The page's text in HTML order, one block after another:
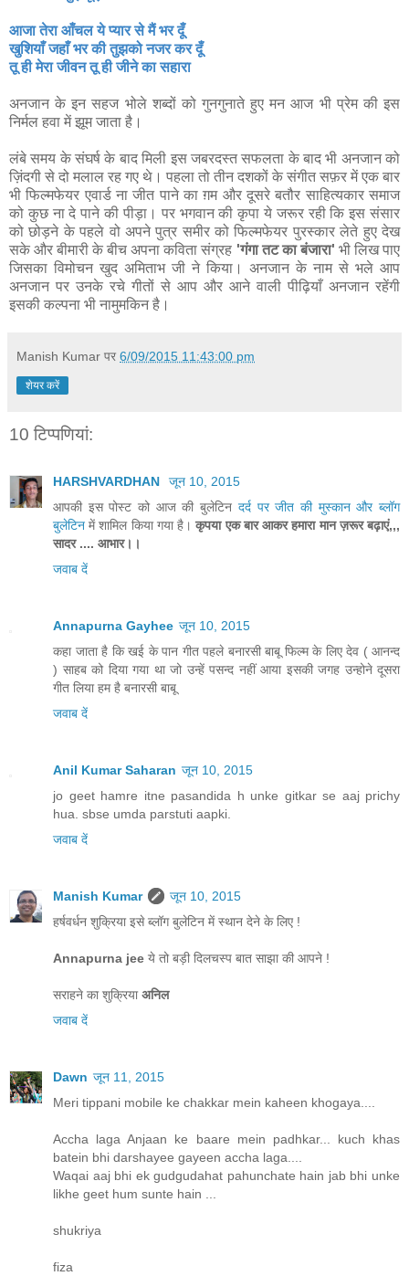
आजा तेरा आँचल ये प्यार से मैं भर दूँ
खुशियाँ जहाँ भर की तुझको नजर कर दूँ
तू ही मेरा जीवन तू ही जीने का सहारा
अनजान के इन सहज भोले शब्दों को गुनगुनाते हुए मन आज भी प्रेम की इस
निर्मल हवा में झूम जाता है।
लंबे समय के संघर्ष के बाद मिली इस जबरदस्त सफलता के बाद भी अनजान को
ज़िंदगी से दो मलाल रह गए थे। पहला तो तीन दशकों के संगीत सफ़र में एक बार
भी फिल्मफेयर एवार्ड ना जीत पाने का ग़म और दूसरे बतौर साहित्यकार समाज
को कुछ ना दे पाने की पीड़ा। पर भगवान की कृपा ये जरूर रही कि इस संसार
को छोड़ने के पहले वो अपने पुत्र समीर को फिल्मफेयर पुरस्कार लेते हुए देख
सके और बीमारी के बीच अपना कविता संग्रह 'गंगा तट का बंजारा' भी लिख पाए
जिसका विमोचन खुद अमिताभ जी ने किया। अनजान के नाम से भले आप
अनजान पर उनके रचे गीतों से आप और आने वाली पीढ़ियाँ अनजान रहेंगी
इसकी कल्पना भी नामुमकिन है।
Manish Kumar पर 6/09/2015 11:43:00 pm
शेयर करें
10 टिप्‍पणियां:
HARSHVARDHAN
जून 10, 2015
आपकी इस पोस्ट को आज की बुलेटिन दर्द पर जीत की मुस्कान और ब्लॉग
बुलेटिनमें शामिल किया गया है।कृपया एक बार आकर हमारा मान ज़रूर बढ़ाएं,,,
सादर .... आभार।।
जवाब दें
Annapurna Gayhee जून 10, 2015
कहा जाता है कि खई के पान गीत पहले बनारसी बाबू फिल्म के लिए देव ( आनन्द
) साहब को दिया गया था जो उन्हें पसन्द नहीं आया इसकी जगह उन्होने दूसरा
गीत लिया हम है बनारसी बाबू
जवाब दें
Anil Kumar Saharan जून 10, 2015
jo geet hamre itne pasandida h unke gitkar se aaj prichy
hua. sbse umda parstuti aapki.
जवाब दें
Manish Kumar
जून 10, 2015
हर्षवर्धन शुक्रिया इसे ब्लॉग बुलेटिन में स्थान देने के लिए !
Annapurna jee ये तो बड़ी दिलचस्प बात साझा की आपने !
सराहने का शुक्रियाअनिल
जवाब दें
Dawn जून 11, 2015
Meri tippani mobile ke chakkar mein kaheen khogaya....
Accha laga Anjaan ke baare mein padhkar... kuch khas
batein bhi darshayee gayeen accha laga....
Waqai aaj bhi ek gudgudahat pahunchate hain jab bhi unke
likhe geet hum sunte hain ...
shukriya
fiza